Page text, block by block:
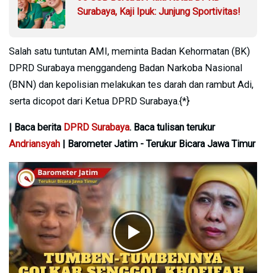
Surabaya, Kaji Ipuk: Junjung Sportivitas!
Salah satu tuntutan AMI, meminta Badan Kehormatan (BK)
DPRD Surabaya menggandeng Badan Narkoba Nasional
(BNN) dan kepolisian melakukan tes darah dan rambut Adi,
serta dicopot dari Ketua DPRD Surabaya.{*}
| Baca berita DPRD Surabaya. Baca tulisan terukur
Andriansyah | Barometer Jatim - Terukur Bicara Jawa Timur